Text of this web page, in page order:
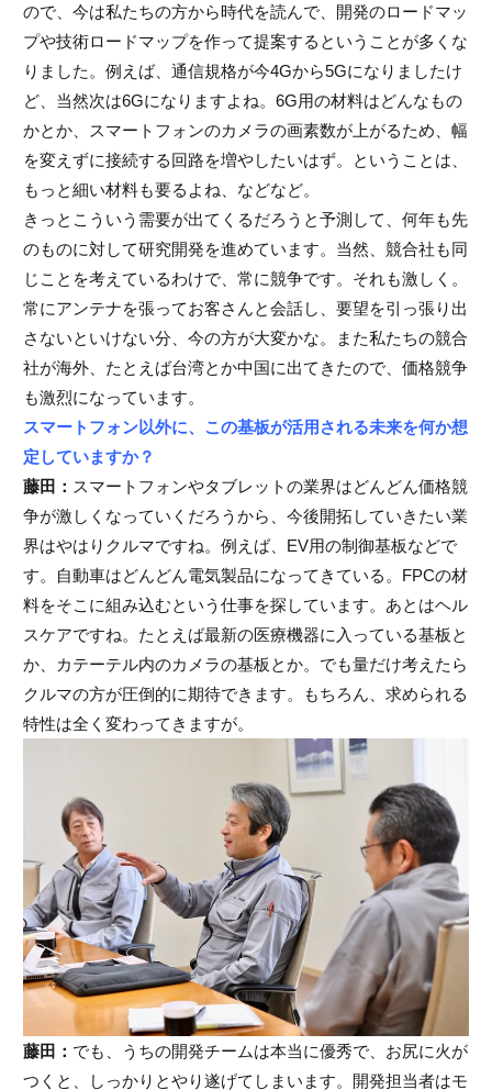
ので、今は私たちの方から時代を読んで、開発のロードマッ
プや技術ロードマップを作って提案するということが多くな
りました。例えば、通信規格が今4Gから5Gになりましたけ
ど、当然次は6Gになりますよね。6G用の材料はどんなもの
かとか、スマートフォンのカメラの画素数が上がるため、幅
を変えずに接続する回路を増やしたいはず。ということは、
もっと細い材料も要るよね、などなど。
きっとこういう需要が出てくるだろうと予測して、何年も先
のものに対して研究開発を進めています。当然、競合社も同
じことを考えているわけで、常に競争です。それも激しく。
常にアンテナを張ってお客さんと会話し、要望を引っ張り出
さないといけない分、今の方が大変かな。また私たちの競合
社が海外、たとえば台湾とか中国に出てきたので、価格競争
も激烈になっています。
スマートフォン以外に、この基板が活用される未来を何か想
定していますか？
藤田： スマートフォンやタブレットの業界はどんどん価格競
争が激しくなっていくだろうから、今後開拓していきたい業
界はやはりクルマですね。例えば、EV用の制御基板などで
す。自動車はどんどん電気製品になってきている。FPCの材
料をそこに組み込むという仕事を探しています。あとはヘル
スケアですね。たとえば最新の医療機器に入っている基板と
か、カテーテル内のカメラの基板とか。でも量だけ考えたら
クルマの方が圧倒的に期待できます。もちろん、求められる
特性は全く変わってきますが。
藤田： でも、うちの開発チームは本当に優秀で、お尻に火が
つくと、しっかりとやり遂げてしまいます。開発担当者はモ